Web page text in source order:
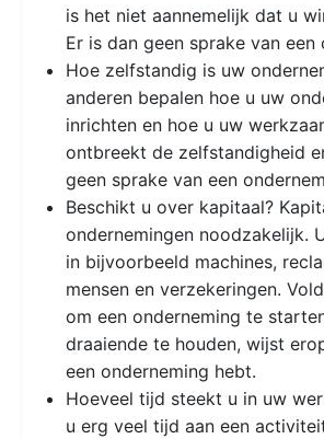
is het niet aannemelijk dat u
Er is dan geen sprake van een
Hoe zelfstandig is uw
anderen bepalen hoe u uw
inrichten en hoe u uw
ontbreekt de zelfstandigheid
geen sprake van een
Beschikt u over kapitaal?
ondernemingen noodzakelijk.
in bijvoorbeeld machines,
mensen en verzekeringen.
om een onderneming te
draaiende te houden, wijst
een onderneming hebt.
Hoeveel tijd steekt u in uw
u erg veel tijd aan een